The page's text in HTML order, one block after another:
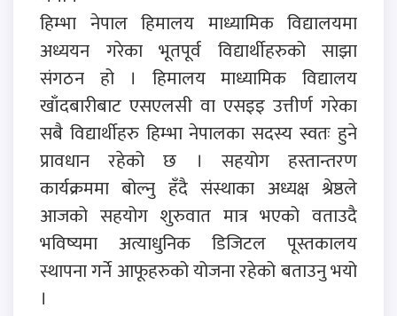
हिम्भा नेपाल हिमालय माध्यामिक विद्यालयमा
अध्ययन गरेका भूतपूर्व विद्यार्थीहरुको साझा
संगठन हो । हिमालय माध्यामिक विद्यालय
खाँदबारीबाट एसएलसी वा एसइइ उत्तीर्ण गरेका
सबै विद्यार्थीहरु हिम्भा नेपालका सदस्य स्वतः हुने
प्रावधान रहेको छ । सहयोग हस्तान्तरण
कार्यक्रममा बोल्नु हँदै संस्थाका अध्यक्ष श्रेष्ठले
आजको सहयोग शुरुवात मात्र भएको वताउदै
भविष्यमा अत्याधुनिक डिजिटल पूस्तकालय
स्थापना गर्ने आफूहरुको योजना रहेको बताउनु भयो
।